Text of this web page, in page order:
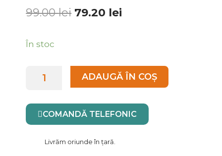
99.00lei Prețul
99.00 lei.
79.20 lei
În stoc
Cantitate
ADAUGĂ ÎN COȘ
COMANDĂ TELEFONIC
Livrăm oriunde în țară.